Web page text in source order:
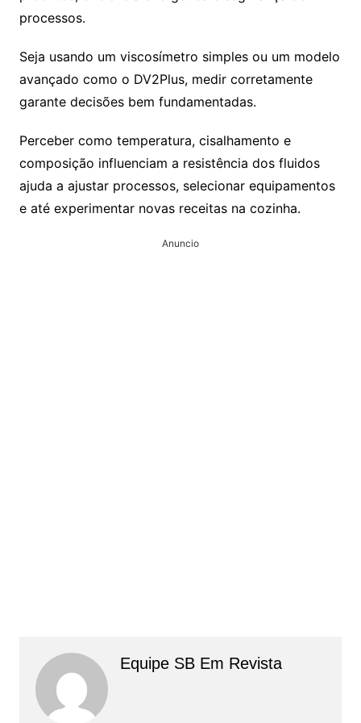
processos.
Seja usando um viscosímetro simples ou um modelo
avançado como o DV2Plus, medir corretamente
garante decisões bem fundamentadas.
Perceber como temperatura, cisalhamento e
composição influenciam a resistência dos fluidos
ajuda a ajustar processos, selecionar equipamentos
e até experimentar novas receitas na cozinha.
Anuncio
Equipe SB Em Revista